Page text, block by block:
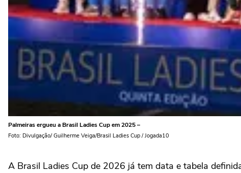
Palmeiras ergueu a Brasil Ladies Cup em 2025 –
Foto: Divulgação/ Guilherme Veiga/Brasil Ladies Cup / Jogada10
A Brasil Ladies Cup de 2026 já tem data e tabela